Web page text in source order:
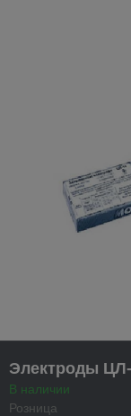
Электроды
В наличии
Розница